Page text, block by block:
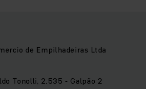
de Empilhadeiras Ltda
Tonolli, 2.535 - Galpão 2